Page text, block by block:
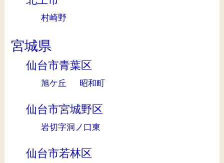
村崎野
宮城県
仙台市青葉区
旭ケ丘 昭和町
仙台市宮城野区
岩切字洞ノ口東
仙台市若林区